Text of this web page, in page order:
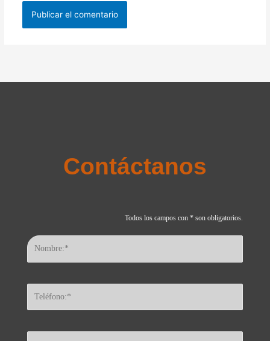
Contáctanos
Todos los campos con * son obligatorios.